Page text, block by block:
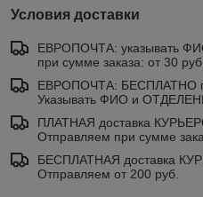
Условия доставки
ЕВРОПОЧТА: указывать
при сумме заказа: от 30 руб.
ЕВРОПОЧТА: БЕСПЛАТНО
Указывать ФИО и
ПЛАТНАЯ доставка
Отправляем при сумме
БЕСПЛАТНАЯ доставка
Отправляем от 200 руб.